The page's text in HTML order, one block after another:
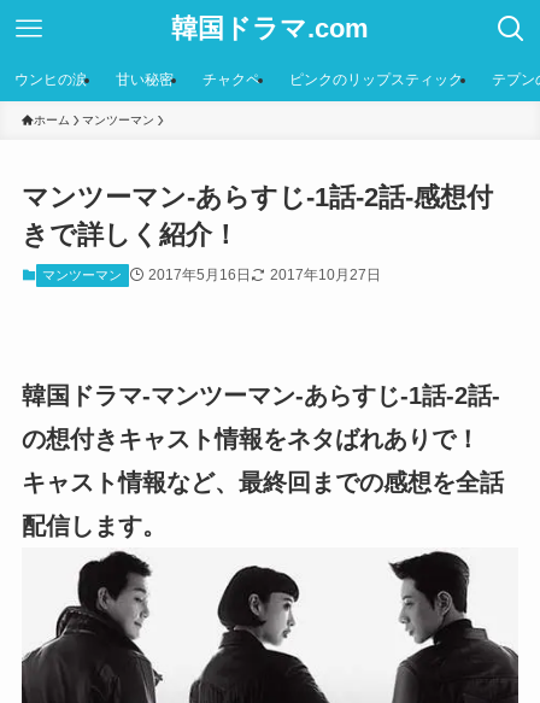
韓国ドラマ.com
ウンヒの涙 甘い秘密 チャクペ ピンクのリップスティック テプン
ホーム マンツーマン
マンツーマン-あらすじ-1話-2話-感想付
きで詳しく紹介！
マンツーマン 2017年5月16日 2017年10月27日
韓国ドラマ-マンツーマン-あらすじ-1話-2話-
の想付きキャスト情報をネタばれありで！
キャスト情報など、最終回までの感想を全話
配信します。